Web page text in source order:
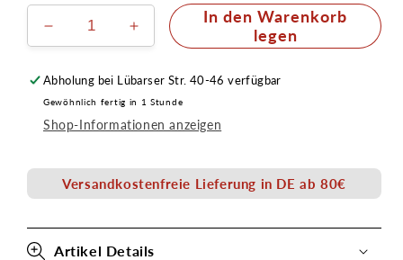
Verringere
die
Menge
für
CLASSIC
Lidschattenpinsel
12
daVinci
Erhöhe
die
Menge
für
CLASSIC
Lidschattenpinsel
12
daVinci
In den Warenkorb
legen
Abholung bei Lübarser Str. 40-46 verfügbar
Gewöhnlich fertig in 1 Stunde
Shop-Informationen anzeigen
Versandkostenfreie Lieferung in DE ab 80€
Artikel Details